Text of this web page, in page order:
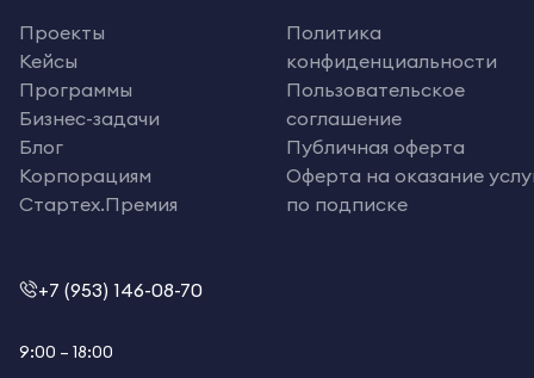
Проекты
Кейсы
Программы
Бизнес-задачи
Блог
Корпорациям
Стартех.Премия
Политика
конфиденциальности
Пользовательское
соглашение
Публичная оферта
Оферта на оказание
по подписке
+7 (953) 146-08-70
9:00 – 18:00